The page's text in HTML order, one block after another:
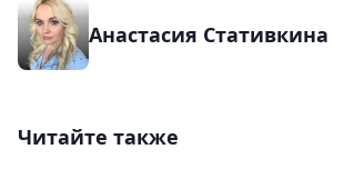
Анастасия Стативкина
Читайте также